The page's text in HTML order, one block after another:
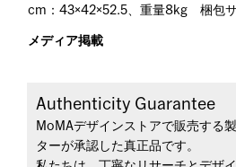
cm：43×42×52.5、重量8kg 梱包
メディア掲載
Authenticity Guarantee
MoMAデザインストアで販売する
ターが承認した真正品です。